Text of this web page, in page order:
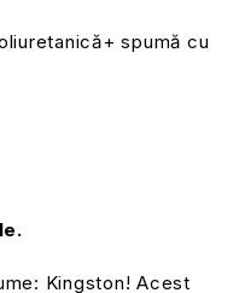
spumă cu
Kingston! Acest